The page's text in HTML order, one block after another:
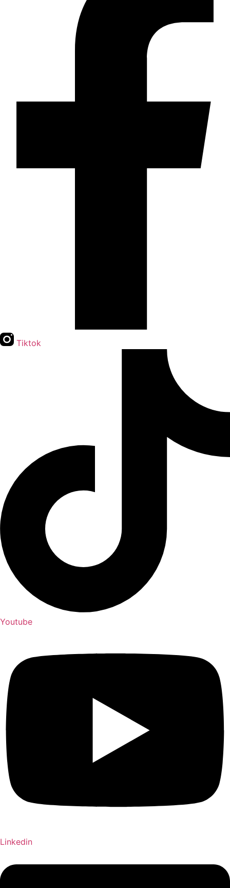
Tiktok
Youtube
Linkedin